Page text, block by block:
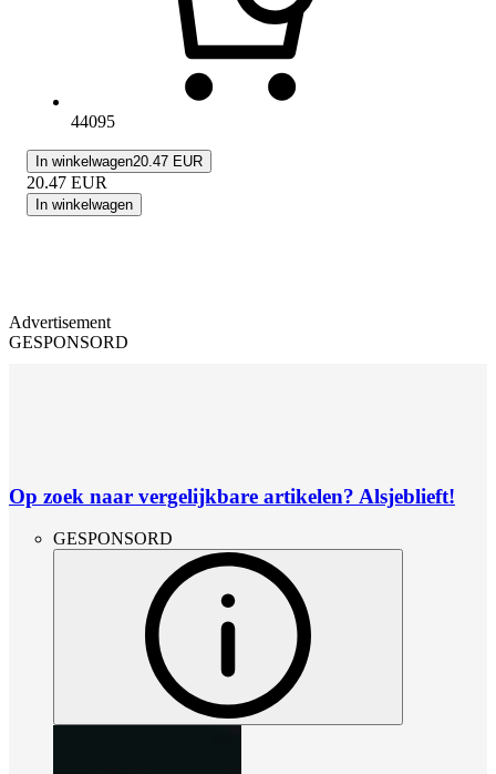
44095
In winkelwagen20.47 EUR
20.47 EUR
In winkelwagen
Advertisement
GESPONSORD
Op zoek naar vergelijkbare artikelen? Alsjeblieft!
GESPONSORD